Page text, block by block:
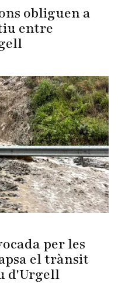
obliguen a
entre
per les
el trànsit
d'Urgell